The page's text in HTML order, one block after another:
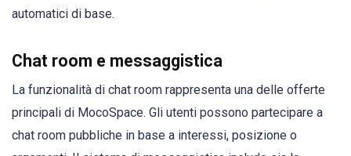
automatici di base.
Chat room e messaggistica
La funzionalità di chat room rappresenta una delle offerte
principali di MocoSpace. Gli utenti possono partecipare a
chat room pubbliche in base a interessi, posizione o